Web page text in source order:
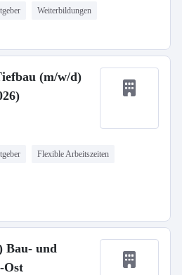
Weiterbildungen
(m/w/d)
Flexible Arbeitszeiten
Bau- und
Ost